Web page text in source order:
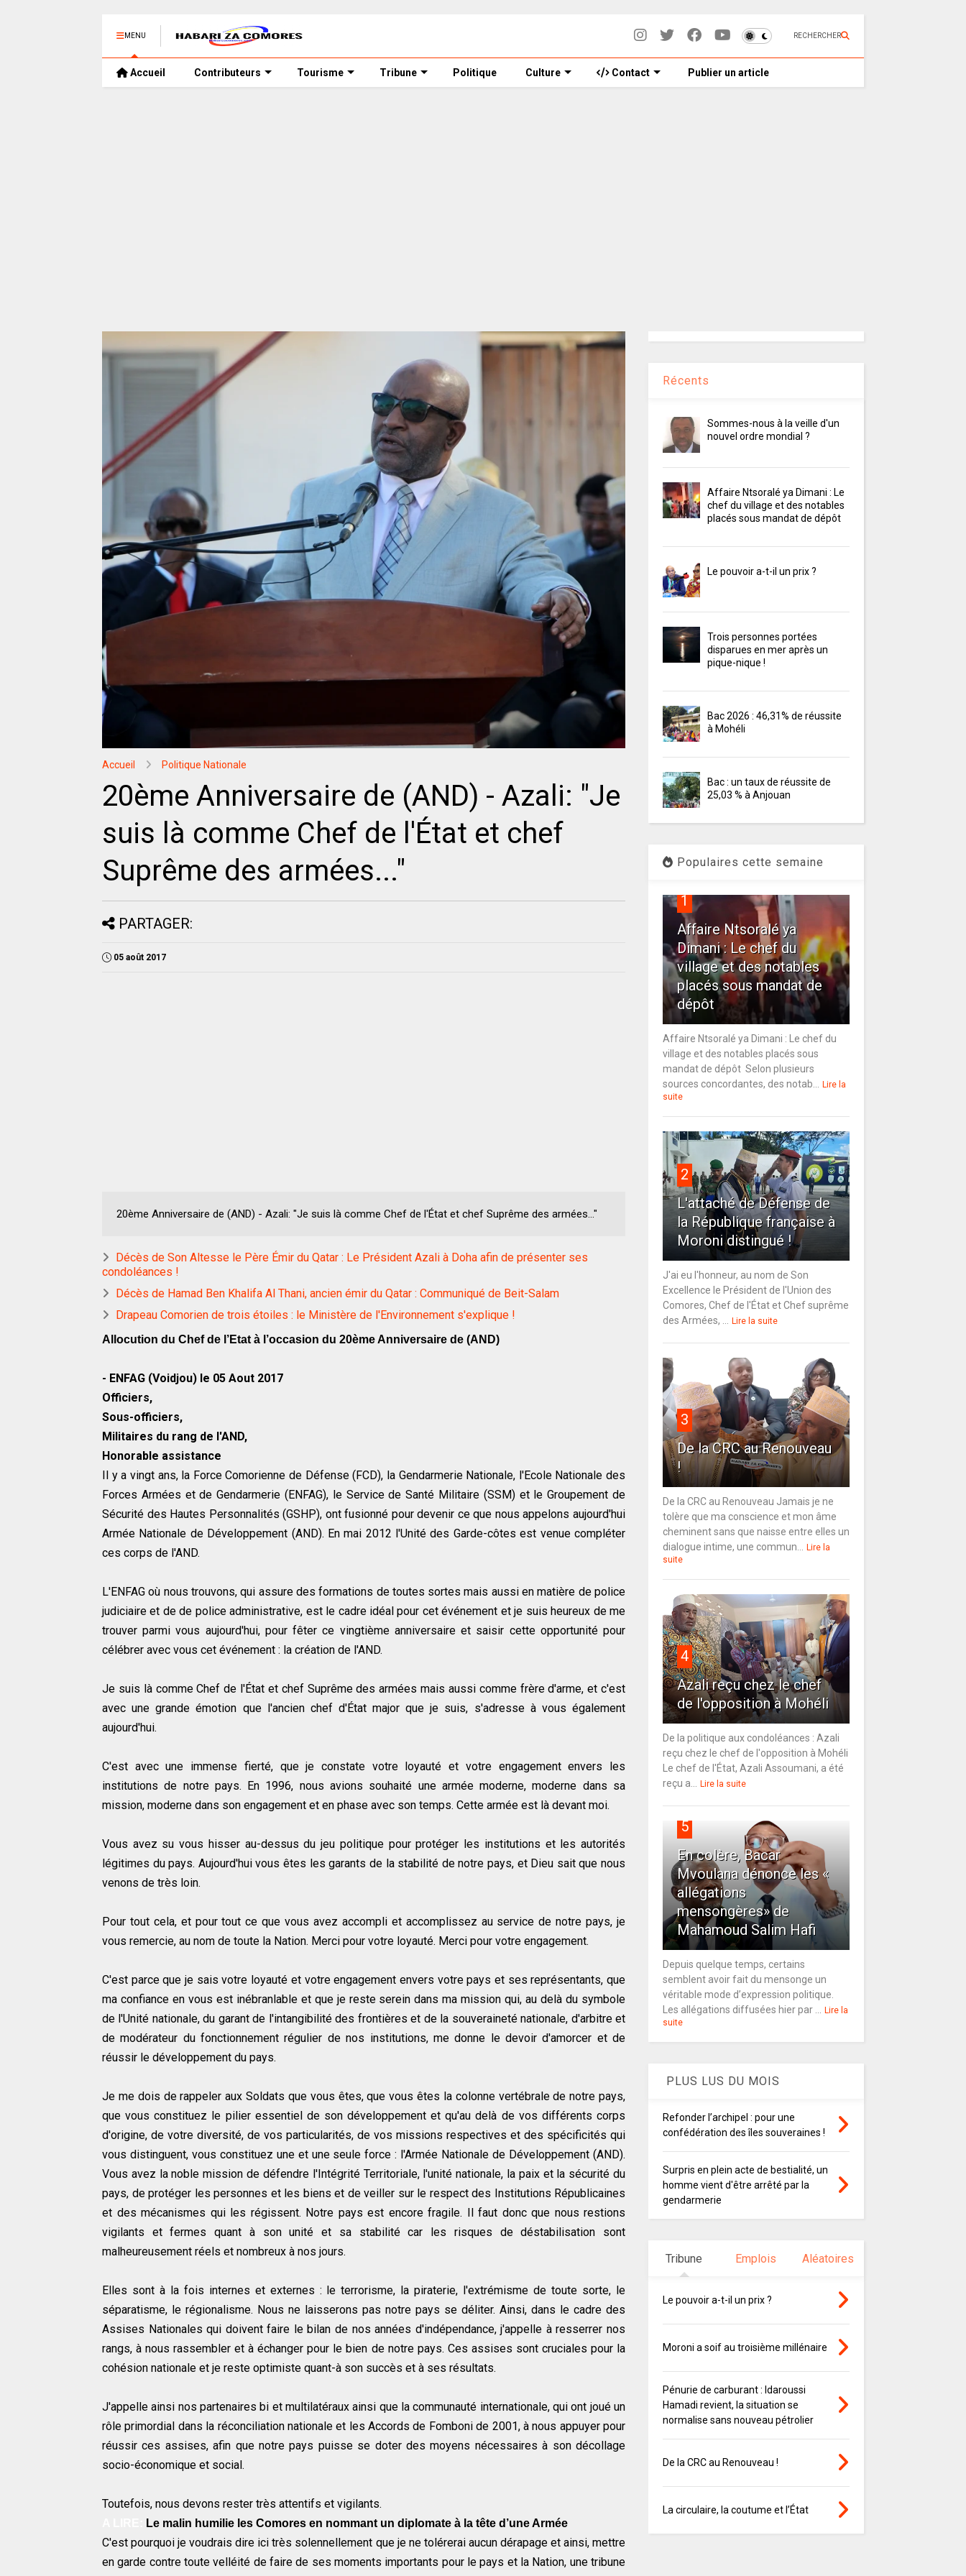
MENU RECHERCHER
Accueil Contributeurs Tourisme Tribune Politique Culture Contact Publier un article
Accueil Politique Nationale
20ème Anniversaire de (AND) - Azali: "Je
suis là comme Chef de l'État et chef
Suprême des armées..."
PARTAGER:
05 août 2017
20ème Anniversaire de (AND) - Azali: "Je suis là comme Chef de l'État et chef Suprême des armées..."
Décès de Son Altesse le Père Émir du Qatar : Le Président Azali à Doha afin de présenter ses
condoléances !
Décès de Hamad Ben Khalifa Al Thani, ancien émir du Qatar : Communiqué de Beit-Salam
Drapeau Comorien de trois étoiles : le Ministère de l'Environnement s'explique !
Allocution du Chef de l’Etat à l’occasion du 20ème Anniversaire de (AND)
- ENFAG (Voidjou) le 05 Aout 2017
Officiers,
Sous-officiers,
Militaires du rang de l'AND,
Honorable assistance
Il y a vingt ans, la Force Comorienne de Défense (FCD), la Gendarmerie Nationale, l'Ecole Nationale des
Forces Armées et de Gendarmerie (ENFAG), le Service de Santé Militaire (SSM) et le Groupement de
Sécurité des Hautes Personnalités (GSHP), ont fusionné pour devenir ce que nous appelons aujourd'hui
Armée Nationale de Développement (AND). En mai 2012 l'Unité des Garde-côtes est venue compléter
ces corps de l'AND.
L'ENFAG où nous trouvons, qui assure des formations de toutes sortes mais aussi en matière de police
judiciaire et de de police administrative, est le cadre idéal pour cet événement et je suis heureux de me
trouver parmi vous aujourd'hui, pour fêter ce vingtième anniversaire et saisir cette opportunité pour
célébrer avec vous cet événement : la création de l'AND.
Je suis là comme Chef de l'État et chef Suprême des armées mais aussi comme frère d'arme, et c'est
avec une grande émotion que l'ancien chef d'État major que je suis, s'adresse à vous également
aujourd'hui.
C'est avec une immense fierté, que je constate votre loyauté et votre engagement envers les
institutions de notre pays. En 1996, nous avions souhaité une armée moderne, moderne dans sa
mission, moderne dans son engagement et en phase avec son temps. Cette armée est là devant moi.
Vous avez su vous hisser au-dessus du jeu politique pour protéger les institutions et les autorités
légitimes du pays. Aujourd'hui vous êtes les garants de la stabilité de notre pays, et Dieu sait que nous
venons de très loin.
Pour tout cela, et pour tout ce que vous avez accompli et accomplissez au service de notre pays, je
vous remercie, au nom de toute la Nation. Merci pour votre loyauté. Merci pour votre engagement.
C'est parce que je sais votre loyauté et votre engagement envers votre pays et ses représentants, que
ma confiance en vous est inébranlable et que je reste serein dans ma mission qui, au delà du symbole
de l'Unité nationale, du garant de l'intangibilité des frontières et de la souveraineté nationale, d'arbitre et
de modérateur du fonctionnement régulier de nos institutions, me donne le devoir d'amorcer et de
réussir le développement du pays.
Je me dois de rappeler aux Soldats que vous êtes, que vous êtes la colonne vertébrale de notre pays,
que vous constituez le pilier essentiel de son développement et qu'au delà de vos différents corps
d'origine, de votre diversité, de vos particularités, de vos missions respectives et des spécificités qui
vous distinguent, vous constituez une et une seule force : l'Armée Nationale de Développement (AND).
Vous avez la noble mission de défendre l'Intégrité Territoriale, l'unité nationale, la paix et la sécurité du
pays, de protéger les personnes et les biens et de veiller sur le respect des Institutions Républicaines
et des mécanismes qui les régissent. Notre pays est encore fragile. Il faut donc que nous restions
vigilants et fermes quant à son unité et sa stabilité car les risques de déstabilisation sont
malheureusement réels et nombreux à nos jours.
Elles sont à la fois internes et externes : le terrorisme, la piraterie, l'extrémisme de toute sorte, le
séparatisme, le régionalisme. Nous ne laisserons pas notre pays se déliter. Ainsi, dans le cadre des
Assises Nationales qui doivent faire le bilan de nos années d'indépendance, j'appelle à resserrer nos
rangs, à nous rassembler et à échanger pour le bien de notre pays. Ces assises sont cruciales pour la
cohésion nationale et je reste optimiste quant-à son succès et à ses résultats.
J'appelle ainsi nos partenaires bi et multilatéraux ainsi que la communauté internationale, qui ont joué un
rôle primordial dans la réconciliation nationale et les Accords de Fomboni de 2001, à nous appuyer pour
réussir ces assises, afin que notre pays puisse se doter des moyens nécessaires à son décollage
socio-économique et social.
Toutefois, nous devons rester très attentifs et vigilants.
Le malin humilie les Comores en nommant un diplomate à la tête d’une Armée
C'est pourquoi je voudrais dire ici très solennellement que je ne tolérerai aucun dérapage et ainsi, mettre
en garde contre toute velléité de faire de ses moments importants pour le pays et la Nation, une tribune
Récents
Sommes-nous à la veille d'un
nouvel ordre mondial ?
Affaire Ntsoralé ya Dimani : Le
chef du village et des notables
placés sous mandat de dépôt
Le pouvoir a-t-il un prix ?
Trois personnes portées
disparues en mer après un
pique-nique !
Bac 2026 : 46,31% de réussite
à Mohéli
Bac : un taux de réussite de
25,03 % à Anjouan
Populaires cette semaine
1
Affaire Ntsoralé ya
Dimani : Le chef du
village et des notables
placés sous mandat de
dépôt
Affaire Ntsoralé ya Dimani : Le chef du
village et des notables placés sous
mandat de dépôt Selon plusieurs
sources concordantes, des notab...
Lire la
suite
2
L'attaché de Défense de
la République française à
Moroni distingué !
J'ai eu l'honneur, au nom de Son
Excellence le Président de l'Union des
Comores, Chef de l'État et Chef suprême
des Armées, ...
Lire la suite
3
De la CRC au Renouveau
!
De la CRC au Renouveau Jamais je ne
tolère que ma conscience et mon âme
cheminent sans que naisse entre elles un
dialogue intime, une commun...
Lire la
suite
4
Azali reçu chez le chef
de l'opposition à Mohéli
De la politique aux condoléances : Azali
reçu chez le chef de l'opposition à Mohéli
Le chef de l'État, Azali Assoumani, a été
reçu a...
Lire la suite
5
En colère, Bacar
Mvoulana dénonce les «
allégations
mensongères» de
Mahamoud Salim Hafi
Depuis quelque temps, certains
semblent avoir fait du mensonge un
véritable mode d’expression politique.
Les allégations diffusées hier par ...
Lire la
suite
PLUS LUS DU MOIS
Refonder l’archipel : pour une
confédération des îles souveraines !
Surpris en plein acte de bestialité, un
homme vient d'être arrêté par la
gendarmerie
Tribune Emplois Aléatoires
Le pouvoir a-t-il un prix ?
Moroni a soif au troisième millénaire
Pénurie de carburant : Idaroussi
Hamadi revient, la situation se
normalise sans nouveau pétrolier
De la CRC au Renouveau !
La circulaire, la coutume et l’État